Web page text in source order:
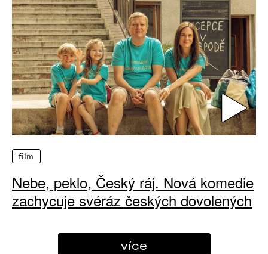
film
Nebe, peklo, Český ráj. Nová komedie
zachycuje svéráz českých dovolených
více